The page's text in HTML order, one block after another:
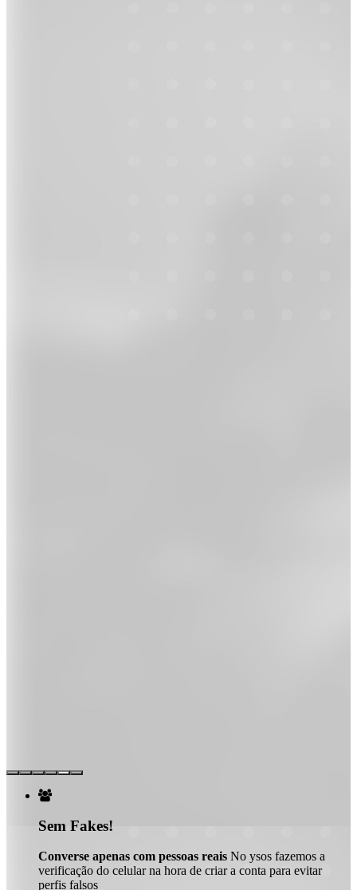

Sem Fakes!
Converse apenas com pessoas reais No ysos fazemos a
verificação do celular na hora de criar a conta para evitar
perfis falsos